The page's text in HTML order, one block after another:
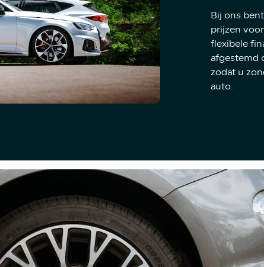
Bij ons
prijzen
flexibele
afgestemd
zodat u
auto.